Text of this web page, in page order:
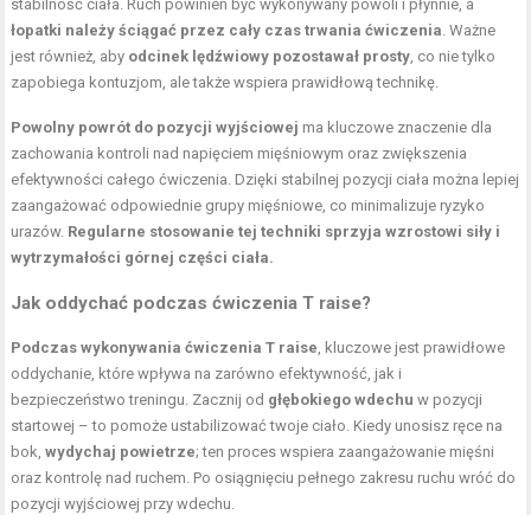
stabilność ciała. Ruch powinien być wykonywany powoli i płynnie, a
łopatki należy ściągać przez cały czas trwania ćwiczenia. Ważne
jest również, aby odcinek lędźwiowy pozostawał prosty, co nie tylko
zapobiega kontuzjom, ale także wspiera prawidłową technikę.
Powolny powrót do pozycji wyjściowej ma kluczowe znaczenie dla
zachowania kontroli nad napięciem mięśniowym oraz zwiększenia
efektywności całego ćwiczenia. Dzięki stabilnej pozycji ciała można lepiej
zaangażować odpowiednie grupy mięśniowe, co minimalizuje ryzyko
urazów. Regularne stosowanie tej techniki sprzyja wzrostowi siły i
wytrzymałości górnej części ciała.
Jak oddychać podczas ćwiczenia T raise?
Podczas wykonywania ćwiczenia T raise, kluczowe jest prawidłowe
oddychanie, które wpływa na zarówno efektywność, jak i
bezpieczeństwo treningu. Zacznij od głębokiego wdechu w pozycji
startowej – to pomoże ustabilizować twoje ciało. Kiedy unosisz ręce na
bok,wydychaj powietrze; ten proces wspiera zaangażowanie mięśni
oraz kontrolę nad ruchem. Po osiągnięciu pełnego zakresu ruchu wróć do
pozycji wyjściowej przy wdechu.